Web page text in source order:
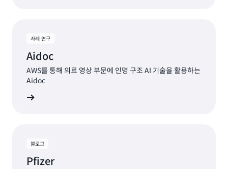
사례 연구
Aidoc
AWS를 통해 의료 영상 부문에 인명 구조 AI 기술을 활용하는
Aidoc
블로그
Pfizer